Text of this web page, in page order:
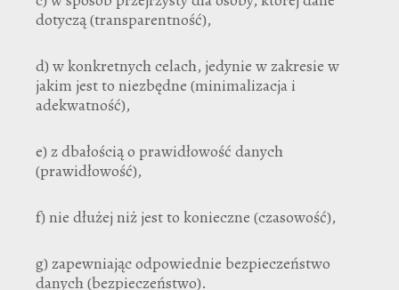
dotyczą (transparentność),
d) w konkretnych celach, jedynie w zakresie w
jakim jest to niezbędne (minimalizacja i
adekwatność),
e) z dbałością o prawidłowość danych
(prawidłowość),
f) nie dłużej niż jest to konieczne (czasowość),
g) zapewniając odpowiednie bezpieczeństwo
danych (bezpieczeństwo).